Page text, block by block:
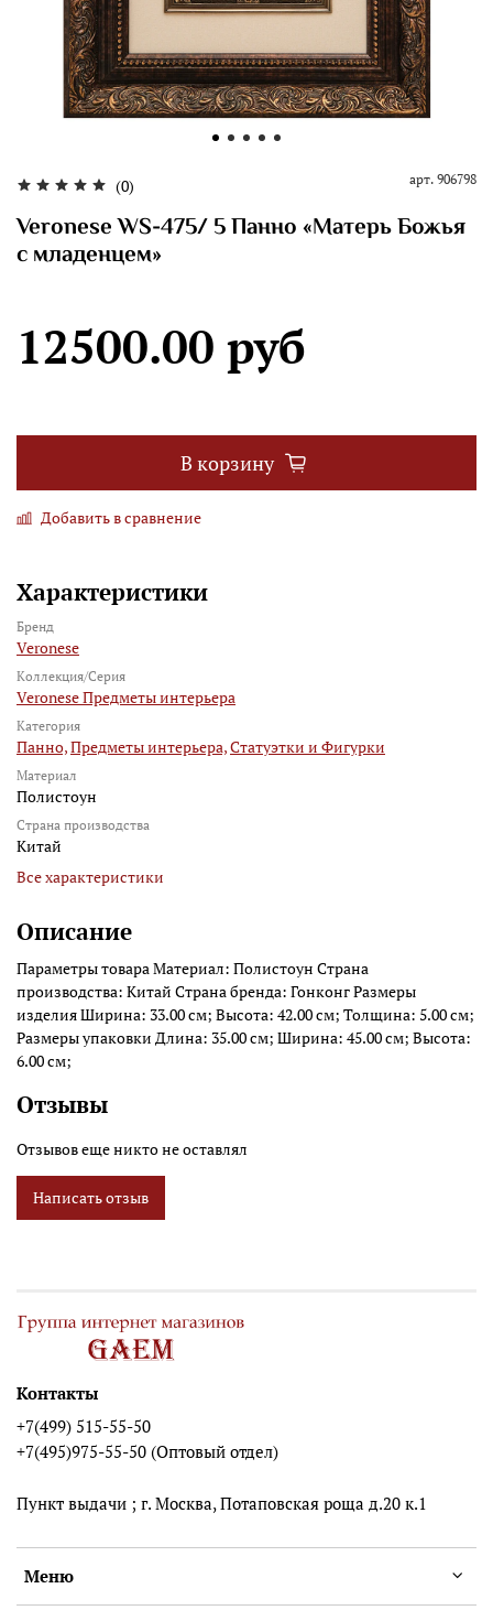
(0) арт. 906798
Veronese WS-475/ 5 Панно «Матерь Божья
с младенцем»
12500.00 руб
В корзину
Добавить в сравнение
Характеристики
Бренд
Veronese
Коллекция/Серия
Veronese Предметы интерьера
Категория
Панно,Предметы интерьера,Статуэтки и Фигурки
Материал
Полистоун
Страна производства
Китай
Все характеристики
Описание
Параметры товара Материал: Полистоун Страна
производства: Китай Страна бренда: Гонконг Размеры
изделия Ширина: 33.00 см; Высота: 42.00 см; Толщина: 5.00 см;
Размеры упаковки Длина: 35.00 см; Ширина: 45.00 см; Высота:
6.00 см;
Отзывы
Отзывов еще никто не оставлял
Написать отзыв
Меню
Контакты
+7(499) 515-55-50
+7(495)975-55-50 (Оптовый отдел)
Пункт выдачи ; г. Москва, Потаповская роща д.20 к.1